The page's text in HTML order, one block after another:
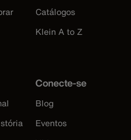
Catálogos
Klein A to Z
Conecte-se
Blog
Eventos